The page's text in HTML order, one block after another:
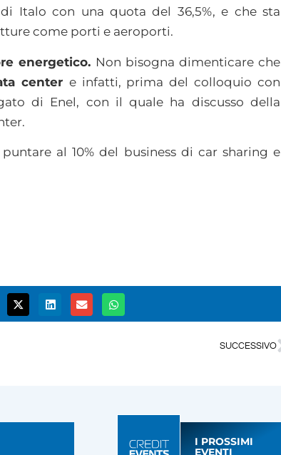
Italo con una quota del 36,5%, e che sta
come porti e aeroporti.
energetico. Non bisogna dimenticare che
center e infatti, prima del colloquio con
di Enel, con il quale ha discusso della
al 10% del business di car sharing e
SUCCESSIVO
I PROSSIMI
EVENTI